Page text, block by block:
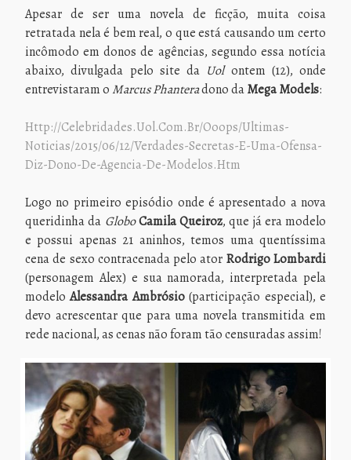
Apesar de ser uma novela de ficção, muita coisa
retratada nela é bem real, o que está causando um certo
incômodo em donos de agências, segundo essa notícia
abaixo, divulgada pelo site da Uol ontem (12), onde
entrevistaram o Marcus Phanteradono daMega Models:
Http://celebridades.uol.com.br/ooops/ultimas-
Noticias/2015/06/12/verdades-Secretas-E-Uma-Ofensa-
Diz-Dono-De-Agencia-De-Modelos.htm
Logo no primeiro episódio onde é apresentado a nova
queridinha da Globo Camila Queiroz, que já era modelo
e possui apenas 21 aninhos, temos uma quentíssima
cena de sexo contracenada pelo ator Rodrigo Lombardi
(personagem Alex) e sua namorada, interpretada pela
modeloAlessandra Ambrósio(participação especial), e
devo acrescentar que para uma novela transmitida em
rede nacional, as cenas não foram tão censuradas assim!